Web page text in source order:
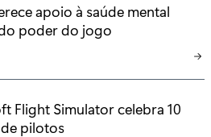
apoio à saúde mental
poder do jogo
Flight Simulator celebra 10
pilotos